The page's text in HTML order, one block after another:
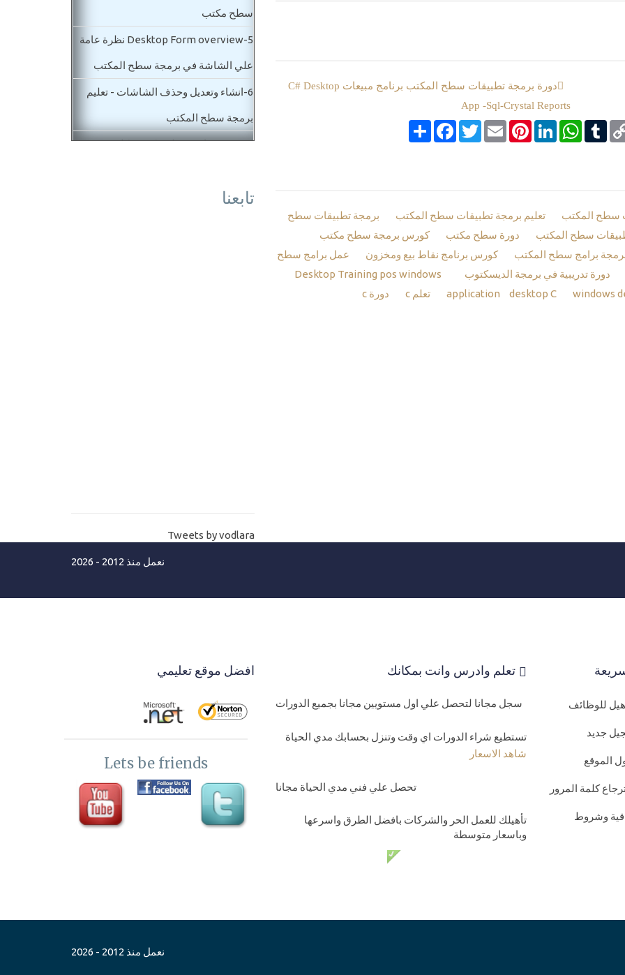
دورة برمجة تطبيقات سطح المكتب برنامج مبيعات C# Desktop
App -Sql-Crystal Reports
انشر
FacebookTwitterEmail
PinterestLinkedIn
WhatsAppTumblr
سطح المكتب تعليم برمجة تطبيقات سطح المكتب
برمجة تطبيقات سطح
سطح المكتب دورة سطح مكتب
كورس برمجة سطح مكتب
برامج سطح المكتب كورس برنامج نقاط بيع ومخزون
عمل برامج سطح
دورة تدريبية في برمجة الديسكتوب
windows
application
desktop C windows تعلم c دورة c
سطح مكتب
5- Desktop Form overview نظرة عامة
علي الشاشة في برمجة سطح المكتب
6- انشاء وتعديل وحذف الشاشات - تعليم
برمجة سطح المكتب
7- برمجة برامج سطح مكتب - كلاس
Program.Cs
picture box
تعليم برمجة تطبيقات سطح المكتب-
الادوات بالشاشة Groupbox-pannel
15- برمجة برامج سطح مكتب- الانتقال بين
سطح المكتب
برمجة تطبيقات سطح المكتب- رسائل
التاكيد والتنبيهات Message box alerts
برمجة برامج سطح مكتب - توقع
تابعنا
Tweets by vodlara
نعمل منذ 2012 - 2026
للوظائف
جديد
الموقع
كلمة المرور
وشروط
تعلم وادرس وانت بمكانك
سجل مجانا لتحصل علي اول مستويين مجانا بجميع الدورات
تستطيع شراء الدورات اي وقت وتنزل بحسابك مدي الحياة
شاهد الاسعار
تحصل علي فني مدي الحياة مجانا
تأهيلك للعمل الحر والشركات بافضل الطرق واسرعها
وباسعار متوسطة
افضل موقع تعليمي
Lets be friends
نعمل منذ 2012 - 2026